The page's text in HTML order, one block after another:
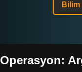
Operasyon: